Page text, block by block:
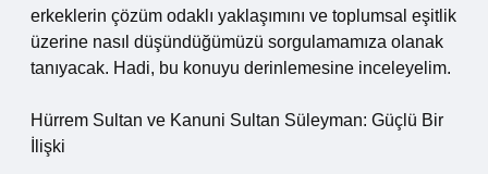
erkeklerin çözüm odaklı yaklaşımını ve toplumsal eşitlik
üzerine nasıl düşündüğümüzü sorgulamamıza olanak
tanıyacak. Hadi, bu konuyu derinlemesine inceleyelim.
Hürrem Sultan ve Kanuni Sultan Süleyman: Güçlü Bir
İlişki